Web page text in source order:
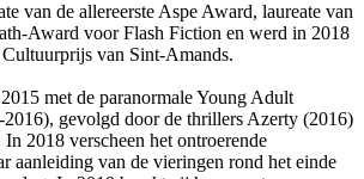
van de allereerste Aspe Award, laureate van
Award voor Flash Fiction en werd in 2018
van Sint-Amands.
met de paranormale Young Adult
gevolgd door de thrillers Azerty (2016)
2018 verscheen het ontroerende
aanleiding van de vieringen rond het einde